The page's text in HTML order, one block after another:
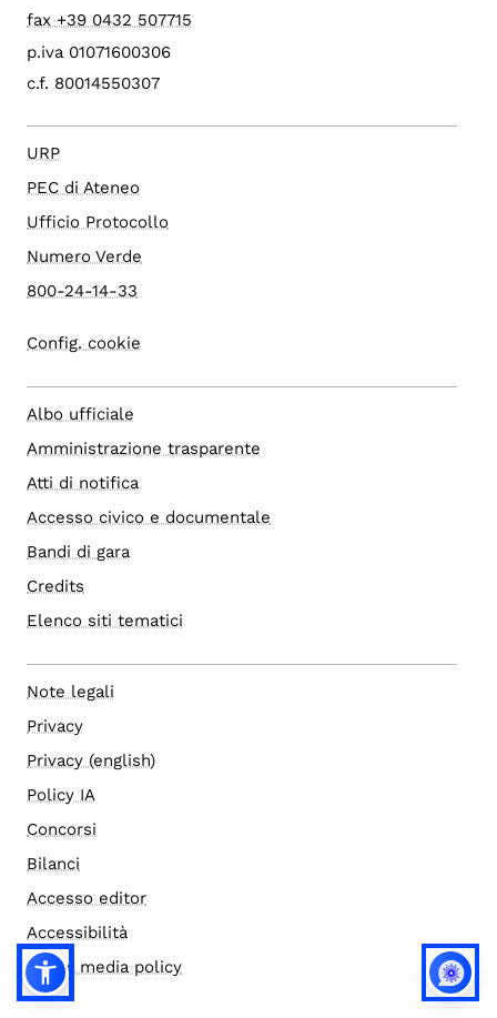
fax +39 0432 507715
p.iva 01071600306
c.f. 80014550307
URP
PEC di Ateneo
Ufficio Protocollo
Numero Verde
800-24-14-33
Config. cookie
Albo ufficiale
Amministrazione trasparente
Atti di notifica
Accesso civico e documentale
Bandi di gara
Credits
Elenco siti tematici
Note legali
Privacy
Privacy (english)
Policy IA
Concorsi
Bilanci
Accesso editor
Accessibilità
Social media policy